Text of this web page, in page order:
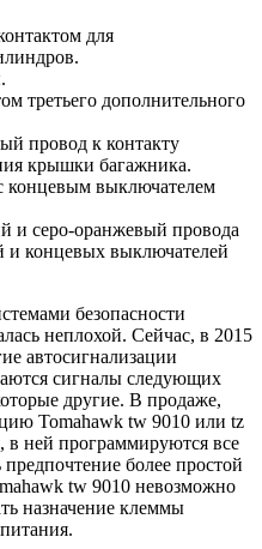
для
третьего дополнительного
провод к контакту
крышки багажника.
выключателем
и серо-оранжевый провода
и концевых выключателей
безопасности
неплохой. Сейчас, в 2015
автосигнализации
сигналы следующих
другие. В продаже,
Tomahawk tw 9010 или tz
в ней программируются все
более простой
tw 9010 невозможно
назначение клеммы